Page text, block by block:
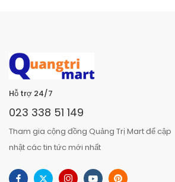
Hỗ trợ 24/7
023 338 51 149
Tham gia cộng đồng Quảng Trị Mart để cập
nhật các tin tức mới nhất